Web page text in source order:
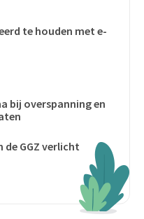
te houden met e-
bij overspanning en
de GGZ verlicht